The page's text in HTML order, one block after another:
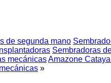
de segunda mano
Sembradoras
mecánicasAmazone
»